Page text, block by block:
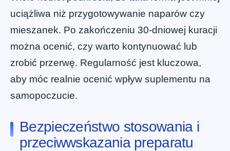
uciążliwa niż przygotowywanie naparów czy
mieszanek. Po zakończeniu 30-dniowej kuracji
można ocenić, czy warto kontynuować lub
zrobić przerwę. Regularność jest kluczowa,
aby móc realnie ocenić wpływ suplementu na
samopoczucie.
Bezpieczeństwo stosowania i
przeciwwskazania preparatu